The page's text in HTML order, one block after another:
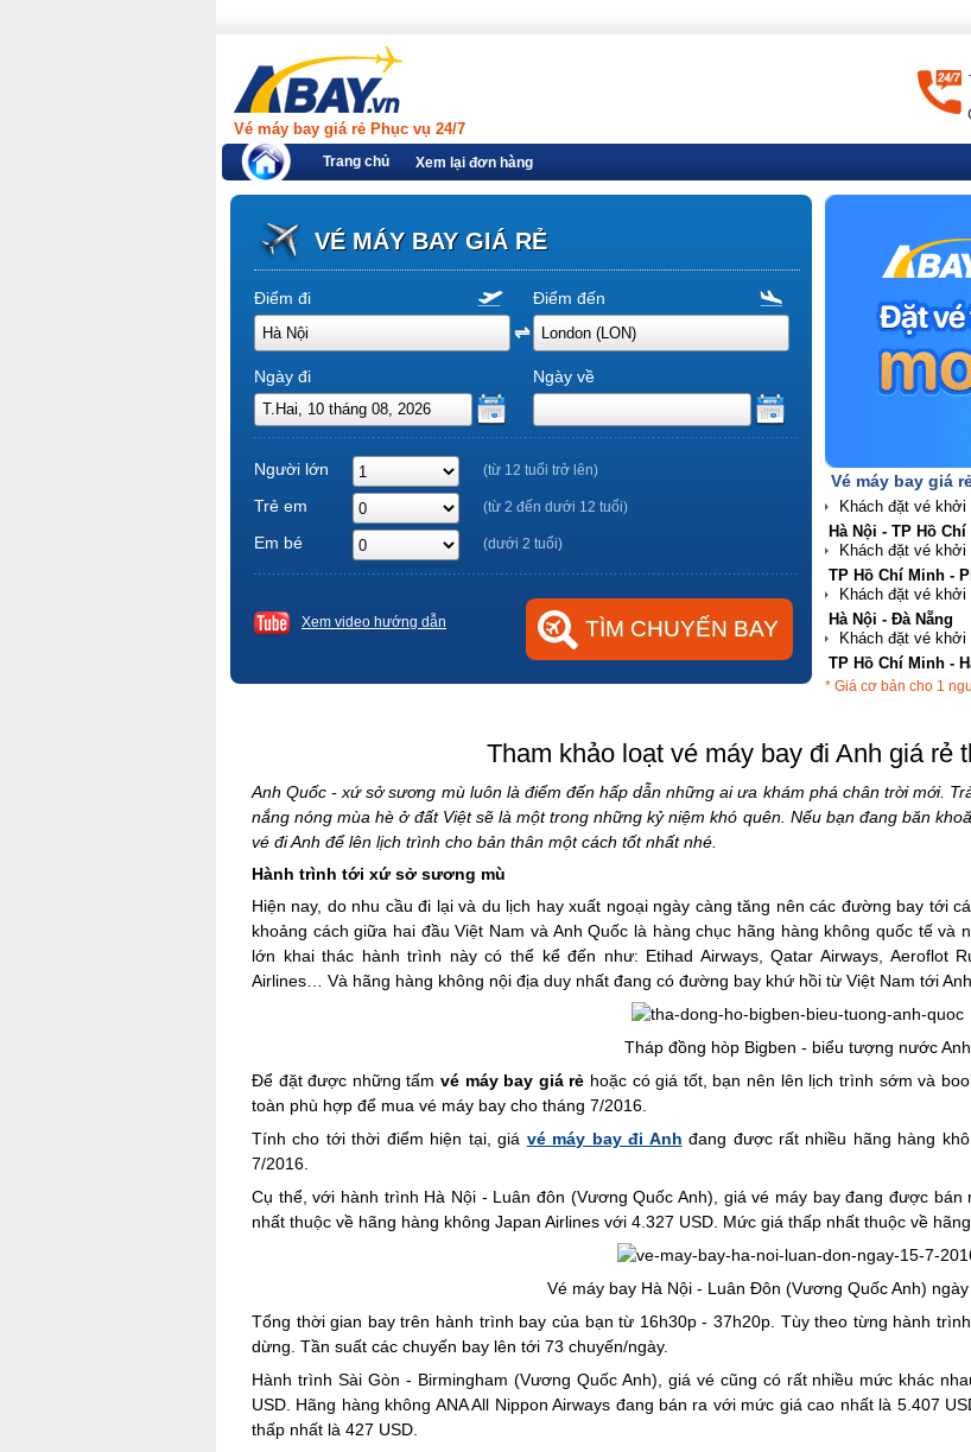
Vé máy bay giá rẻ Phục vụ 24/7
Trang chủ Xem lại đơn hàng
VÉ MÁY BAY GIÁ RẺ
Điểm đi Điểm đến
Ngày đi Ngày về
Người lớn (từ 12 tuổi trở lên)
Trẻ em (từ 2 đến dưới 12 tuổi)
Em bé (dưới 2 tuổi)
Xem video hướng dẫn
Vé máy bay giá
Hà Nội - TP Hồ
TP Hồ Chí Minh -
Hà Nội - Đà Nẵng
TP Hồ Chí Minh -
* Giá cơ bản cho 1
Tham khảo loạt vé máy bay đi Anh giá rẻ
Anh Quốc - xứ sở sương mù luôn là điểm đến hấp dẫn những ai ưa khám phá chân trời mới.
nắng nóng mùa hè ở đất Việt sẽ là một trong những kỷ niệm khó quên. Nếu bạn đang băn
vé đi Anh để lên lịch trình cho bản thân một cách tốt nhất nhé.
Hành trình tới xứ sở sương mù
Hiện nay, do nhu cầu đi lại và du lịch hay xuất ngoại ngày càng tăng nên các đường bay tới
khoảng cách giữa hai đầu Việt Nam và Anh Quốc là hàng chục hãng hàng không quốc tế và
lớn khai thác hành trình này có thể kể đến như: Etihad Airways, Qatar Airways, Aeroflot
Airlines… Và hãng hàng không nội địa duy nhất đang có đường bay khứ hồi từ Việt Nam tới
Tháp đồng hòp Bigben - biểu tượng nước Anh
Để đặt được những tấmvé máy bay giá rẻ hoặc có giá tốt, bạn nên lên lịch trình sớm và
toàn phù hợp để mua vé máy bay cho tháng 7/2016.
Tính cho tới thời điểm hiện tại, giá vé máy bay đi Anh đang được rất nhiều hãng hàng
7/2016.
Cụ thể, với hành trình Hà Nội - Luân đôn (Vương Quốc Anh), giá vé máy bay đang được
nhất thuộc về hãng hàng không Japan Airlines với 4.327 USD. Mức giá thấp nhất thuộc về
Vé máy bay Hà Nội - Luân Đôn (Vương Quốc Anh)
Tổng thời gian bay trên hành trình bay của bạn từ 16h30p - 37h20p. Tùy theo từng hành
dừng. Tần suất các chuyến bay lên tới 73 chuyến/ngày.
Hành trình Sài Gòn - Birmingham (Vương Quốc Anh), giá vé cũng có rất nhiều mức khác
USD. Hãng hàng không ANA All Nippon Airways đang bán ra với mức giá cao nhất là 5.407
thấp nhất là 427 USD.